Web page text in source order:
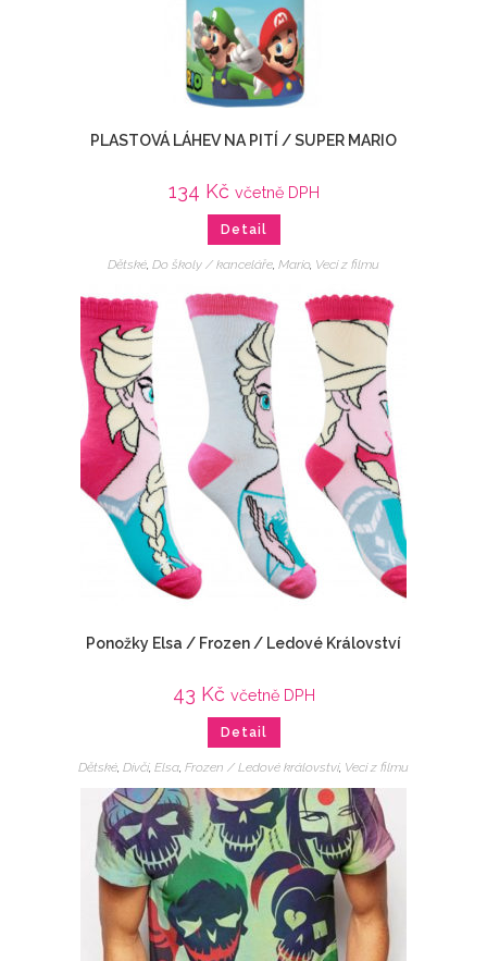
PLASTOVÁ LÁHEV NA PITÍ / SUPER MARIO
134 Kč včetně DPH
Detail
Dětské, Do školy / kanceláře, Mario, Veci z filmu
Ponožky Elsa / Frozen / Ledové Království
43 Kč včetně DPH
Detail
Dětské, Dívčí, Elsa, Frozen / Ledové království, Veci z filmu